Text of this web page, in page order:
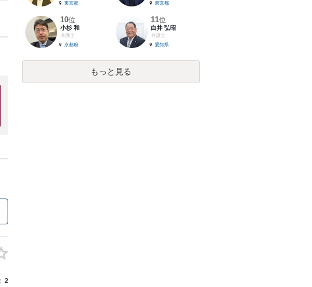
2
東京都
東京都
10位
小杉 和
弁護士
京都府
11位
白井 弘昭
弁護士
愛知県
もっと見る